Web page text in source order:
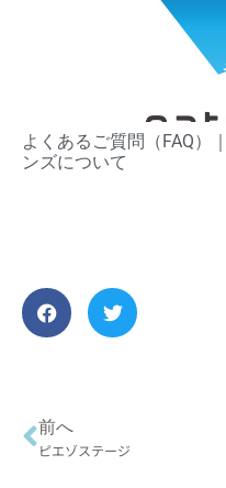
よくあるご質問（FAQ）​
ンズについて
前へ
ピエゾステージ